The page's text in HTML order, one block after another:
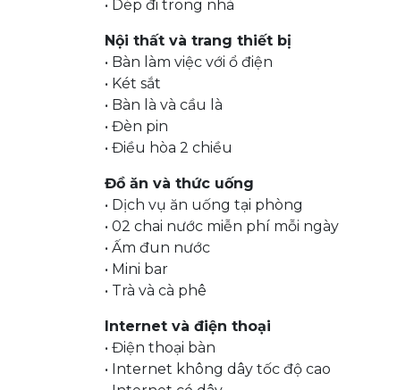
• Dép đi trong nhà
Nội thất và trang thiết bị
• Bàn làm việc với ổ điện
• Két sắt
• Bàn là và cầu là
• Đèn pin
• Điều hòa 2 chiều
Đồ ăn và thức uống
• Dịch vụ ăn uống tại phòng
• 02 chai nước miễn phí mỗi ngày
• Ấm đun nước
• Mini bar
• Trà và cà phê
Internet và điện thoại
• Điện thoại bàn
• Internet không dây tốc độ cao